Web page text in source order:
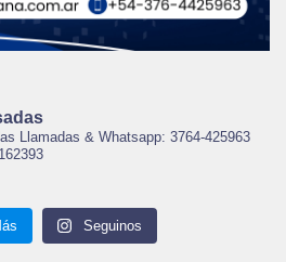
Llamadas & Whatsapp: 3764-425963
Seguinos